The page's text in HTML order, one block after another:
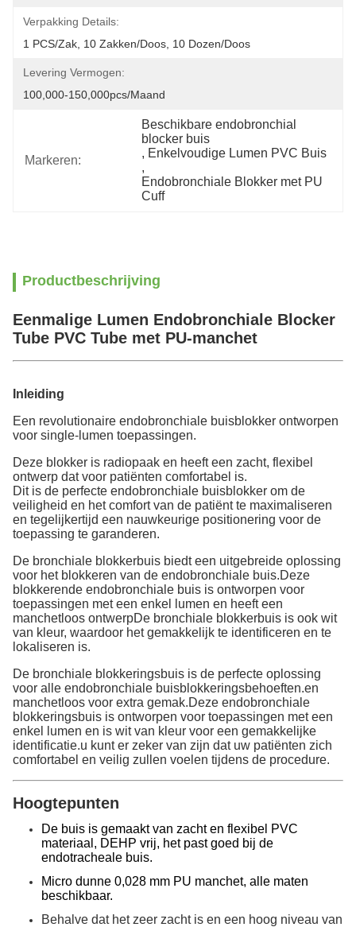
Verpakking Details:
1 PCS/zak, 10 Zakken/doos, 10 Dozen/doos
Levering Vermogen:
100,000-150,000pcs/maand
Markeren:
Beschikbare endobronchial
blocker buis
, Enkelvoudige Lumen PVC Buis
,
Endobronchiale Blokker met PU
Cuff
Productbeschrijving
Eenmalige Lumen Endobronchiale Blocker
Tube PVC Tube met PU-manchet
Inleiding
Een revolutionaire endobronchiale buisblokker ontworpen
voor single-lumen toepassingen.
Deze blokker is radiopaak en heeft een zacht, flexibel
ontwerp dat voor patiënten comfortabel is.
Dit is de perfecte endobronchiale buisblokker om de
veiligheid en het comfort van de patiënt te maximaliseren
en tegelijkertijd een nauwkeurige positionering voor de
toepassing te garanderen.
De bronchiale blokkerbuis biedt een uitgebreide oplossing
voor het blokkeren van de endobronchiale buis.Deze
blokkerende endobronchiale buis is ontworpen voor
toepassingen met een enkel lumen en heeft een
manchetloos ontwerpDe bronchiale blokkerbuis is ook wit
van kleur, waardoor het gemakkelijk te identificeren en te
lokaliseren is.
De bronchiale blokkeringsbuis is de perfecte oplossing
voor alle endobronchiale buisblokkeringsbehoeften.en
manchetloos voor extra gemak.Deze endobronchiale
blokkeringsbuis is ontworpen voor toepassingen met een
enkel lumen en is wit van kleur voor een gemakkelijke
identificatie.u kunt er zeker van zijn dat uw patiënten zich
comfortabel en veilig zullen voelen tijdens de procedure.
Hoogtepunten
De buis is gemaakt van zacht en flexibel PVC
materiaal, DEHP vrij, het past goed bij de
endotracheale buis.
Micro dunne 0,028 mm PU manchet, alle maten
beschikbaar.
Behalve dat het zeer zacht is en een hoog niveau van